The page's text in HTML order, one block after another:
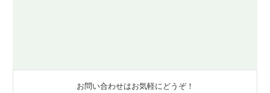
お問い合わせはお気軽にどうぞ！